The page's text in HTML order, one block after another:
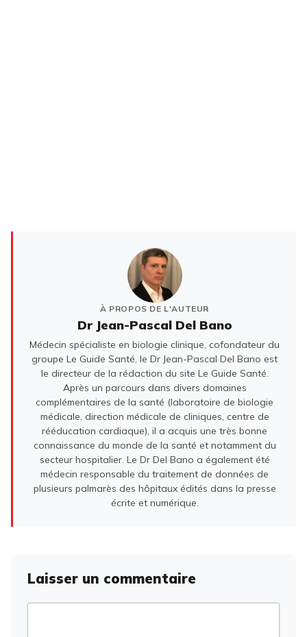
À PROPOS DE L'AUTEUR
Dr Jean-Pascal Del Bano
Médecin spécialiste en biologie clinique, cofondateur du
groupe Le Guide Santé, le Dr Jean-Pascal Del Bano est
le directeur de la rédaction du site Le Guide Santé.
Après un parcours dans divers domaines
complémentaires de la santé (laboratoire de biologie
médicale, direction médicale de cliniques, centre de
rééducation cardiaque), il a acquis une très bonne
connaissance du monde de la santé et notamment du
secteur hospitalier. Le Dr Del Bano a également été
médecin responsable du traitement de données de
plusieurs palmarès des hôpitaux édités dans la presse
écrite et numérique.
Laisser un commentaire